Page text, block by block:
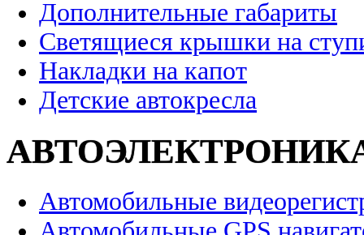
Дополнительные габариты
Светящиеся крышки на
Накладки на капот
Детские автокресла
Автомобильные